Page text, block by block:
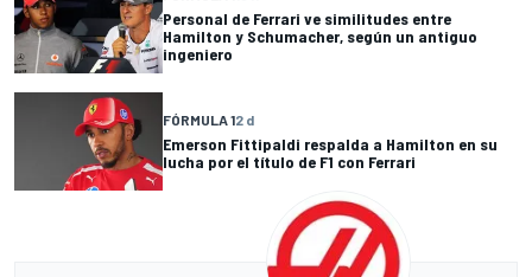
Personal de Ferrari ve similitudes entre
Hamilton y Schumacher, según un antiguo
ingeniero
FÓRMULA 12 d
Emerson Fittipaldi respalda a Hamilton en su
lucha por el título de F1 con Ferrari